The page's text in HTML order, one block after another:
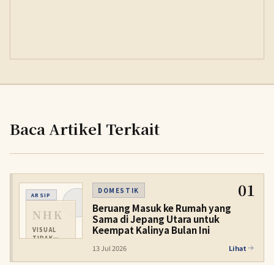
Baca Artikel Terkait
ARSIP
NHK
VISUAL
TIDAK
DOMESTIK 01
Beruang Masuk ke Rumah yang
Sama di Jepang Utara untuk
Keempat Kalinya Bulan Ini
13 Jul 2026 Lihat